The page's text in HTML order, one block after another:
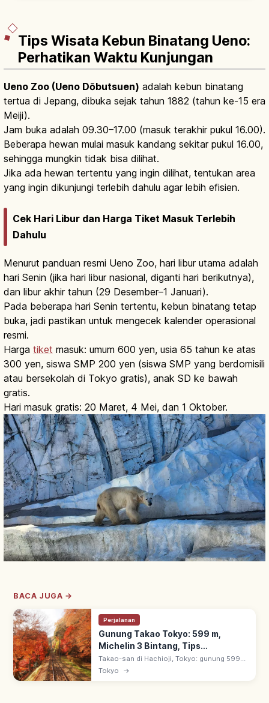
Tips Wisata Kebun Binatang Ueno:
Perhatikan Waktu Kunjungan
Ueno Zoo (Ueno Dōbutsuen) adalah kebun binatang
tertua di Jepang, dibuka sejak tahun 1882 (tahun ke-15 era
Meiji).
Jam buka adalah 09.30–17.00 (masuk terakhir pukul 16.00).
Beberapa hewan mulai masuk kandang sekitar pukul 16.00,
sehingga mungkin tidak bisa dilihat.
Jika ada hewan tertentu yang ingin dilihat, tentukan area
yang ingin dikunjungi terlebih dahulu agar lebih efisien.
Cek Hari Libur dan Harga Tiket Masuk Terlebih
Dahulu
Menurut panduan resmi Ueno Zoo, hari libur utama adalah
hari Senin (jika hari libur nasional, diganti hari berikutnya),
dan libur akhir tahun (29 Desember–1 Januari).
Pada beberapa hari Senin tertentu, kebun binatang tetap
buka, jadi pastikan untuk mengecek kalender operasional
resmi.
Harga tiket masuk: umum 600 yen, usia 65 tahun ke atas
300 yen, siswa SMP 200 yen (siswa SMP yang berdomisili
atau bersekolah di Tokyo gratis), anak SD ke bawah
gratis.
Hari masuk gratis: 20 Maret, 4 Mei, dan 1 Oktober.
BACA JUGA →
Perjalanan
Gunung Takao Tokyo: 599 m,
Michelin 3 Bintang, Tips
Berkunjung
Takao-san di Hachioji, Tokyo: gunung 599
m, 3 bintang Michelin Green Guide. ~3 juta
pendaki tiap tahun, ~1 jam dari pusat Tokyo;
Tokyo →